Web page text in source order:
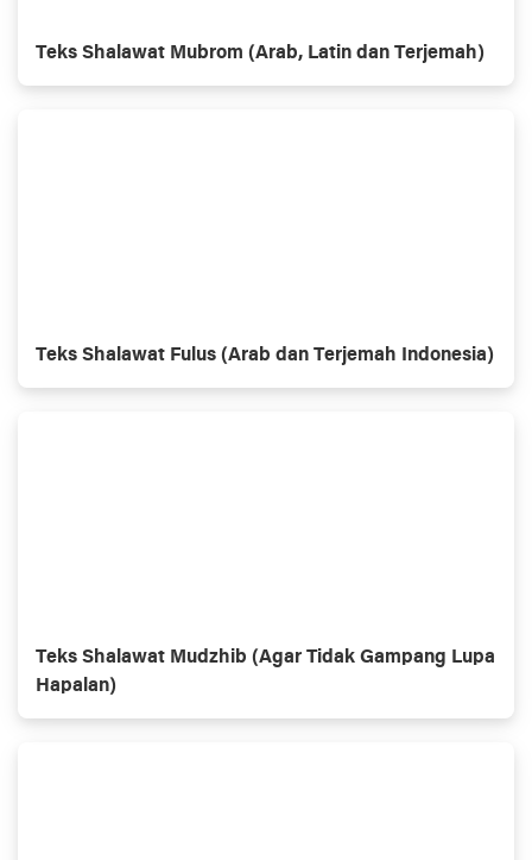
Teks Shalawat Mubrom (Arab, Latin dan Terjemah)
Teks Shalawat Fulus (Arab dan Terjemah Indonesia)
Teks Shalawat Mudzhib (Agar Tidak Gampang Lupa
Hapalan)